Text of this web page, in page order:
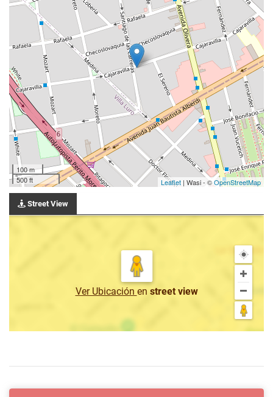
100 m
500 ft
Leaflet | Wasi - ©OpenStreetMap
Street View
Ver Ubicación en street view